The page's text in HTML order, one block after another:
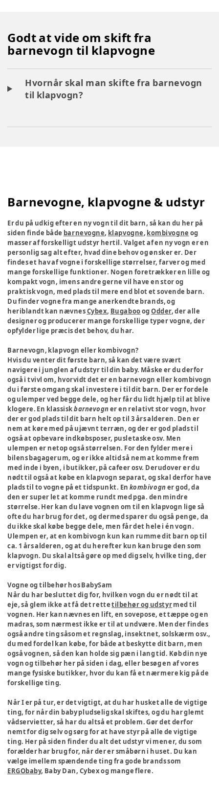
Godt at vide om skift fra
barnevogn til klapvogne
Hvornår skal man skifte fra barnevogn
til klapvogn?
Barnevogne, klapvogne & udstyr
Er du på udkig efter en ny vogn til dit barn, så kan du her på
siden finde både barnevogne, klapvogne, kombivogne og
masser af forskelligt udstyr hertil. Valget af en ny vogn er en
personlig sag alt efter, hvad dine behov og ønsker er. Der
findes et hav af vogne i forskellige størrelser, farver og med
mange forskellige funktioner. Nogen foretrækker en lille og
kompakt vogn, imens andre gerne vil have en stor og
praktisk vogn, med plads til mere end blot et sovende barn.
Du finder vogne fra mange anerkendte brands, og
heriblandt kan nævnesCybex, BugabooogOdder, der alle
designer og producerer mange forskellige typer vogne, der
opfylder lige præcis det behov, du har.
Barnevogn, klapvogn eller kombivogn?
Hvis du venter dit første barn, så kan det være svært
navigere i junglen af udstyr til din baby. Måske er du derfor
også i tvivl om, hvorvidt det er en barnevogn eller kombivogn
du i første omgang skal investere i til dit barn. Der er fordele
og ulemper ved begge dele, og her får du lidt hjælp til at blive
klogere. En klassiskbarnevogner en relativt stor vogn, hvor
der er god plads til dit barn helt op til 3 års alderen. Den er
nem at køre med på ujævnt terræn, og der er god plads til
også at opbevare indkøbsposer, pusletaske osv. Men
ulempen er netop også størrelsen. For den fylder mere i
bilens bagagerum, og er ikke altid så nem at komme frem
med inde i byen, i butikker, på cafeer osv. Derudover er du
nødt til også at købe en klapvogn separat, og skal derfor have
plads til to vogne på et tidspunkt. En kombivogner god, da
den er super let at komme rundt med pga. den mindre
størrelse. Her kan du lave vognen om til en klapvogn lige så
ofte du har brug for det, og dermed sparer du også penge, da
du ikke skal købe begge dele, men får det hele i én vogn.
Ulempen er, at en kombivogn kun kan rumme dit barn op til
ca. 1 års alderen, og at du herefter kun kan bruge den som
klapvogn. Du skal altså gøre op med dig selv, hvilke ting, der
er vigtigst for dig.
Vogne og tilbehør hos BabySam
Når du har besluttet dig for, hvilken vogn du er nødt til at
eje, så glem ikke at få det rettetilbehør og udstyrmed til
vognen. Her kan nævnes en lift, en sovepose, et tæppe og en
madras, som nærmest ikke er til at undvære. Men der findes
også andre ting såsom et regnslag, insektnet, solskærm osv.,
du med fordel kan købe, for både at beskytte dit barn, men
også vognen, så den kan holde sig pæn i lang tid. Køb din nye
vogn og tilbehør her på siden i dag, eller besøg en af vores
mange fysiske butikker, hvor du kan få et nærmere kig på de
forskellige ting.
Når I er på tur, er det vigtigt, at du har husket alle de vigtige
ting, for når din baby pludselig skal skiftes, og du har glemt
vådservietter, så har du altså et problem. Gør det derfor
nemt for dig selv og sørg for at have styr på alle de vigtige
ting. Her på siden finder du alt det udstyr vi mener, du som
forælder har brug for, når der er småbørn i huset. Du kan
vælge imellem spændende ting fra gode brands som
ERGObaby, Baby Dan, Cybex og mange flere.